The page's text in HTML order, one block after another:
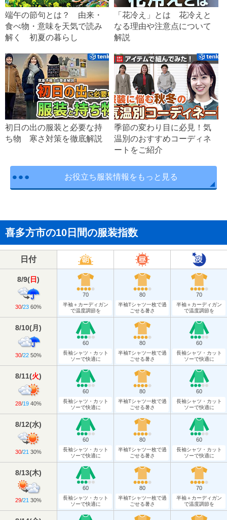
端午の節句とは？ 由来・
食べ物・意味を天気で読み
解く 初夏の暮らし
「花冷え」とは 花冷えと
なる理由や注意点について
解説
初日の出の服装と必要な持
ち物 寒さ対策を徹底解説
季節の変わり目に必見！気
温別のおすすめコーディネ
ートをご紹介
お役立ち服装情報をもっと見る
喜多方市の10日間の服装指数
日付
8/9(日)
30/23 60%
70
半袖＋カーディガン
で温度調節を
80
半袖Tシャツ一枚で過
ごせる暑さ
70
半袖＋カーディガン
で温度調節を
8/10(月 )
30/22 50%
60
長袖シャツ・カット
ソーで快適に
80
半袖Tシャツ一枚で過
ごせる暑さ
60
長袖シャツ・カット
ソーで快適に
8/11(火)
28/19 40%
60
長袖シャツ・カット
ソーで快適に
80
半袖Tシャツ一枚で過
ごせる暑さ
60
長袖シャツ・カット
ソーで快適に
8/12(水)
30/21 30%
60
長袖シャツ・カット
ソーで快適に
80
半袖Tシャツ一枚で過
ごせる暑さ
60
長袖シャツ・カット
ソーで快適に
8/13(木)
29/21 30%
60
長袖シャツ・カット
ソーで快適に
80
半袖Tシャツ一枚で過
ごせる暑さ
70
半袖＋カーディガン
で温度調節を